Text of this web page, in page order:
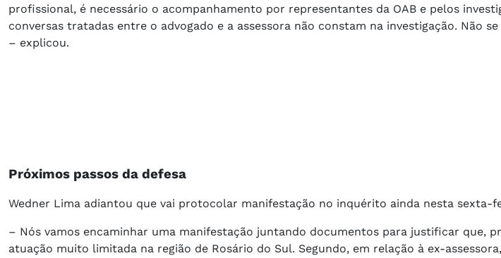
profissional, é necessário o acompanhamento por representantes da OAB e pelos
conversas tratadas entre o advogado e a assessora não constam na investigação. Não
– explicou.
Próximos passos da defesa
Wedner Lima adiantou que vai protocolar manifestação no inquérito ainda nesta sexta-
– Nós vamos encaminhar uma manifestação juntando documentos para justificar que,
atuação muito limitada na região de Rosário do Sul. Segundo, em relação à ex-